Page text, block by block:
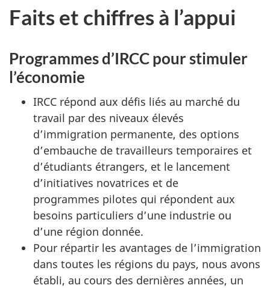
Faits et chiffres à l’appui
Programmes d’IRCC pour stimuler
l’économie
IRCC répond aux défis liés au marché du
travail par des niveaux élevés
d’immigration permanente, des options
d’embauche de travailleurs temporaires et
d’étudiants étrangers, et le lancement
d’initiatives novatrices et de
programmes pilotes qui répondent aux
besoins particuliers d’une industrie ou
d’une région donnée.
Pour répartir les avantages de l’immigration
dans toutes les régions du pays, nous avons
établi, au cours des dernières années, un